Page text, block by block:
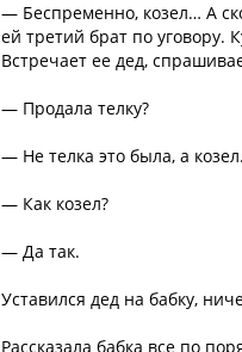
— Беспременно, козел… А
ей третий брат по уговору.
Встречает ее дед,
— Продала телку?
— Не телка это была, а козел.
— Как козел?
— Да так.
Уставился дед на бабку,
Рассказала бабка все по